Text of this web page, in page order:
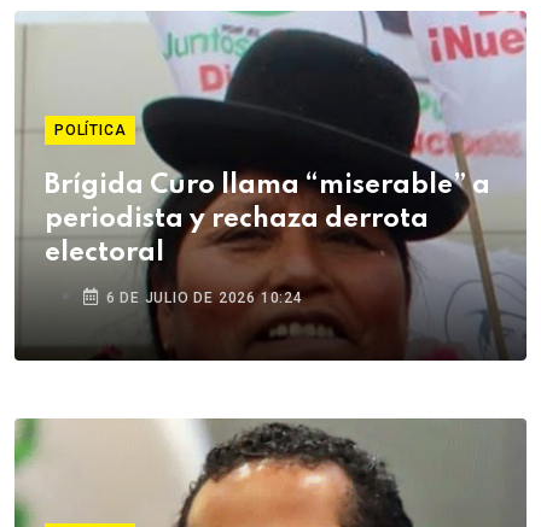
POLÍTICA
Brígida Curo llama “miserable” a
periodista y rechaza derrota
electoral
6 DE JULIO DE 2026 10:24